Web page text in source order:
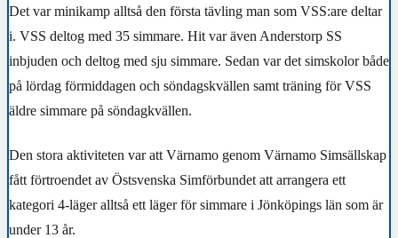
Det var minikamp alltså den första tävling man som VSS:are deltar
i. VSS deltog med 35 simmare. Hit var även Anderstorp SS
inbjuden och deltog med sju simmare. Sedan var det simskolor både
på lördag förmiddagen och söndagskvällen samt träning för VSS
äldre simmare på söndagkvällen.
Den stora aktiviteten var att Värnamo genom Värnamo Simsällskap
fått förtroendet av Östsvenska Simförbundet att arrangera ett
kategori 4-läger alltså ett läger för simmare i Jönköpings län som är
under 13 år.